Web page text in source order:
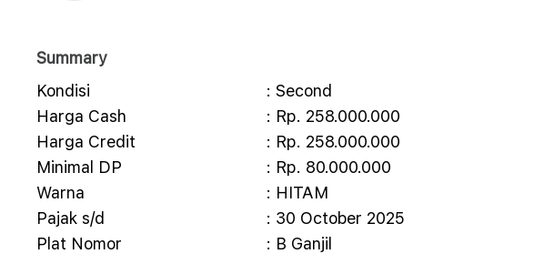
Summary
Kondisi
: Second
Harga Cash
: Rp. 258.000.000
Harga Credit
: Rp. 258.000.000
Minimal DP
: Rp. 80.000.000
Warna
: HITAM
Pajak s/d
: 30 October 2025
Plat Nomor
: B Ganjil